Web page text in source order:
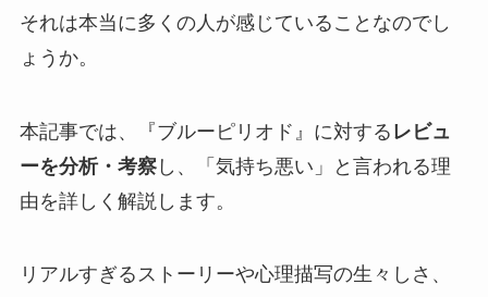
それは本当に多くの人が感じていることなのでし
ょうか。
本記事では、 『ブルーピリオド』に対する レビュ
ーを分析・考察し、「気持ち悪い」と言われる理
由を詳しく解説 します。
リアルすぎるストーリーや心理描写の生々しさ、